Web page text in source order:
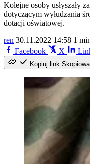
Kolejne osoby usłyszały
dotyczącym wyłudzania
dotacji oświatowej.
ren 30.11.2022 14:58 1
Facebook
X
Kopiuj link